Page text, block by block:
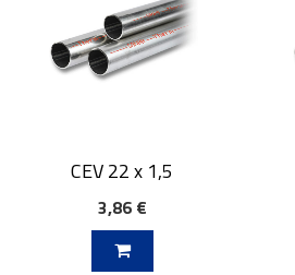
CEV 22 x 1,5
3,86 €